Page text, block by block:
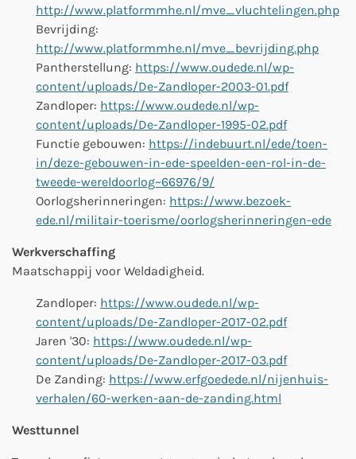
http://www.platformmhe.nl/mve_vluchtelingen.php
Bevrijding:
http://www.platformmhe.nl/mve_bevrijding.php
Pantherstellung: https://www.oudede.nl/wp-
content/uploads/De-Zandloper-2003-01.pdf
Zandloper: https://www.oudede.nl/wp-
content/uploads/De-Zandloper-1995-02.pdf
Functie gebouwen: https://indebuurt.nl/ede/toen-
in/deze-gebouwen-in-ede-speelden-een-rol-in-de-
tweede-wereldoorlog~66976/9/
Oorlogsherinneringen: https://www.bezoek-
ede.nl/militair-toerisme/oorlogsherinneringen-ede
Werkverschaffing
Maatschappij voor Weldadigheid.
Zandloper: https://www.oudede.nl/wp-
content/uploads/De-Zandloper-2017-02.pdf
Jaren '30: https://www.oudede.nl/wp-
content/uploads/De-Zandloper-2017-03.pdf
De Zanding: https://www.erfgoedede.nl/nijenhuis-
verhalen/60-werken-aan-de-zanding.html
Westtunnel